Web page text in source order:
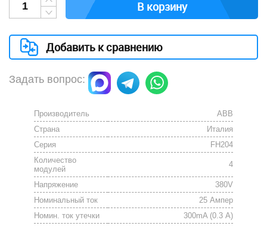
В корзину
Добавить к сравнению
Задать вопрос:
Производитель
АВВ
Страна
Италия
Серия
FH204
Количество
модулей
4
Напряжение
380V
Номинальный ток
25 Ампер
Номин. ток утечки
300mA (0.3 А)